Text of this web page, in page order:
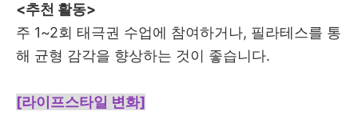
<추천 활동>
주 1~2회 태극권 수업에 참여하거나, 필라테스를 통
해 균형 감각을 향상하는 것이 좋습니다.
[라이프스타일 변화]